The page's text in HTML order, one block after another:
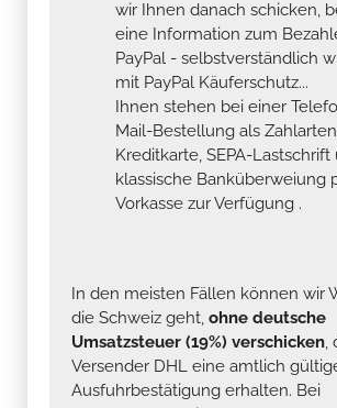
wir Ihnen danach schicken,
eine Information zum
PayPal - selbstverständlich
mit PayPal Käuferschutz...
Ihnen stehen bei einer
Mail-Bestellung als
Kreditkarte, SEPA-Lastschrift
klassische Banküberweiung
Vorkasse zur Verfügung .
In den meisten Fällen können wir
die Schweiz geht, ohne deutsche
Umsatzsteuer (19%) verschicken,
Versender DHL eine amtlich
Ausfuhrbestätigung erhalten. Bei